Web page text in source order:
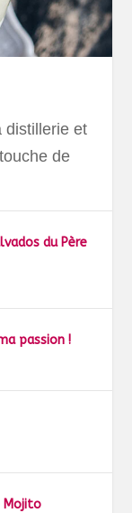
distillerie et
de
du Père
passion !
Mojito